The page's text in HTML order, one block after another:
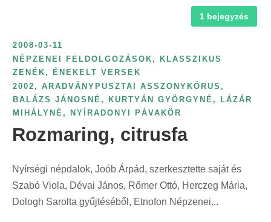
e
g
ó
r
i
a
z
e
r
v
s
z
á
m
z
r
i
n
l
á
s
:
1 bejegyzés
2008-03-11
NÉPZENEI FELDOLGOZÁSOK, KLASSZIKUS
ZENÉK, ÉNEKELT VERSEK
2002 , ARADVÁNYPUSZTAI ASSZONYKÓRUS ,
BALÁZS JÁNOSNÉ , KURTYÁN GYÖRGYNÉ , LÁZÁR
MIHÁLYNÉ , NYÍRADONYI PÁVAKÖR
Rozmaring, citrusfa
Nyírségi népdalok, Joób Árpád, szerkesztette saját és
Szabó Viola, Dévai János, Rőmer Ottó, Herczeg Mária,
Dologh Sarolta gyűjtéséből, Etnofon Népzenei...